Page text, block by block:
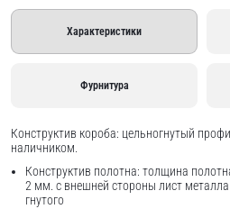
Характеристики
Фурнитура
Конструктив короба: цельногнутый
наличником.
Конструктив полотна: толщина
2 мм. с внешней стороны лист
гнутого